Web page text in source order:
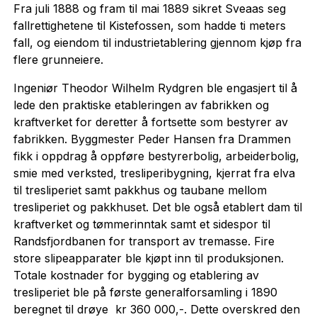
Fra juli 1888 og fram til mai 1889 sikret Sveaas seg
fallrettighetene til Kistefossen, som hadde ti meters
fall, og eiendom til industrietablering gjennom kjøp fra
flere grunneiere.
Ingeniør Theodor Wilhelm Rydgren ble engasjert til å
lede den praktiske etableringen av fabrikken og
kraftverket for deretter å fortsette som bestyrer av
fabrikken. Byggmester Peder Hansen fra Drammen
fikk i oppdrag å oppføre bestyrerbolig, arbeiderbolig,
smie med verksted, tresliperibygning, kjerrat fra elva
til tresliperiet samt pakkhus og taubane mellom
tresliperiet og pakkhuset. Det ble også etablert dam til
kraftverket og tømmerinntak samt et sidespor til
Randsfjordbanen for transport av tremasse. Fire
store slipeapparater ble kjøpt inn til produksjonen.
Totale kostnader for bygging og etablering av
tresliperiet ble på første generalforsamling i 1890
beregnet til drøye kr 360 000,-. Dette overskred den